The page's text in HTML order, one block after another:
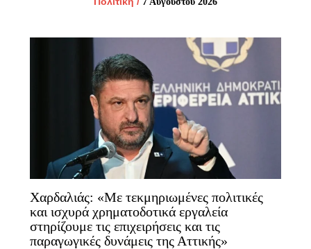
Χαρδαλιάς: «Με τεκμηριωμένες πολιτικές
και ισχυρά χρηματοδοτικά εργαλεία
στηρίζουμε τις επιχειρήσεις και τις
παραγωγικές δυνάμεις της Αττικής»